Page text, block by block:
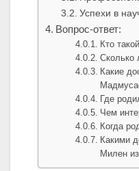
Успехи в
Вопрос-ответ:
Кто
Сколько
Какие
Где
Чем
Когда
Какими
Милен